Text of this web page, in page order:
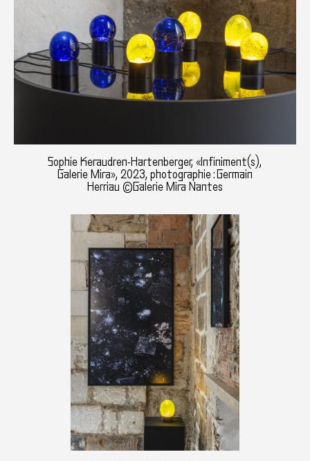
Sophie Keraudren-Hartenberger, «Infiniment(s),
Galerie Mira», 2023, photographie : Germain
Herriau ©Galerie Mira Nantes